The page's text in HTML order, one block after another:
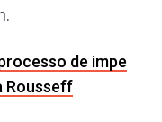
de impe
Rousseff